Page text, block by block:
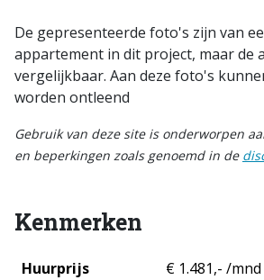
De gepresenteerde foto's zijn van
appartement in dit project, maar de
vergelijkbaar. Aan deze foto's
worden ontleend
Gebruik van deze site is onderworpen
en beperkingen zoals genoemd in de
Kenmerken
Huurprijs
€ 1.481,- /mnd